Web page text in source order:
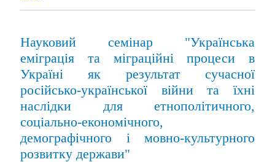
Науковий семінар "Українська
еміграція та міграційні процеси в
Україні як результат сучасної
російсько-української війни та їхні
наслідки для етнополітичного,
соціально-економічного,
демографічного і мовно-культурного
розвитку держави"